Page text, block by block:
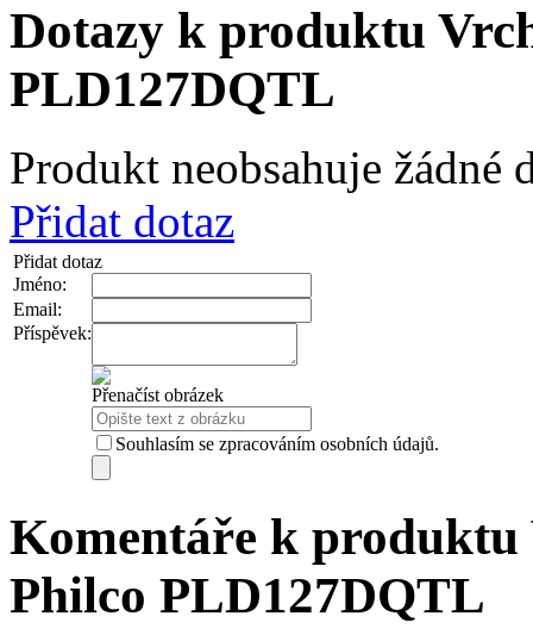
Dotazy k produktu
PLD127DQTL
Produkt neobsahuje žádné
Přidat dotaz
Přidat dotaz
Jméno:
Email:
Příspěvek:
Přenačíst obrázek
Souhlasím se zpracováním osobních údajů.
Komentáře k produktu
Philco PLD127DQTL